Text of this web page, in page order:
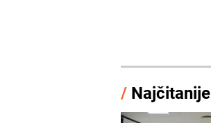
/ Najčitanije